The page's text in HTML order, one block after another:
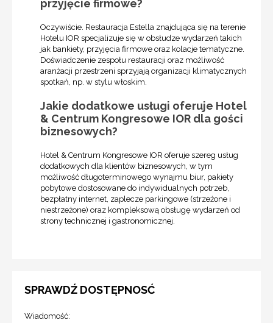
przyjęcie firmowe?
Oczywiście. Restauracja Estella znajdująca się na terenie
Hotelu IOR specjalizuje się w obsłudze wydarzeń takich
jak bankiety, przyjęcia firmowe oraz kolacje tematyczne.
Doświadczenie zespołu restauracji oraz możliwość
aranżacji przestrzeni sprzyjają organizacji klimatycznych
spotkań, np. w stylu włoskim.
Jakie dodatkowe usługi oferuje Hotel
& Centrum Kongresowe IOR dla gości
biznesowych?
Hotel & Centrum Kongresowe IOR oferuje szereg usług
dodatkowych dla klientów biznesowych, w tym
możliwość długoterminowego wynajmu biur, pakiety
pobytowe dostosowane do indywidualnych potrzeb,
bezpłatny internet, zaplecze parkingowe (strzeżone i
niestrzeżone) oraz kompleksową obsługę wydarzeń od
strony technicznej i gastronomicznej.
SPRAWDŹ DOSTĘPNOSĆ
Wiadomość: